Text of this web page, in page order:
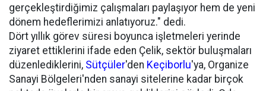
gerçekleştirdiğimiz çalışmaları paylaşıyor hem de yeni
dönem hedeflerimizi anlatıyoruz." dedi.
Dört yıllık görev süresi boyunca işletmeleri yerinde
ziyaret ettiklerini ifade eden Çelik, sektör buluşmaları
düzenlediklerini, Sütçüler'den Keçiborlu'ya, Organize
Sanayi Bölgeleri'nden sanayi sitelerine kadar birçok